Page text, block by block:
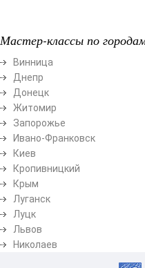
Мастер-классы по
Винница
Днепр
Донецк
Житомир
Запорожье
Ивано-Франковск
Киев
Кропивницкий
Крым
Луганск
Луцк
Львов
Николаев